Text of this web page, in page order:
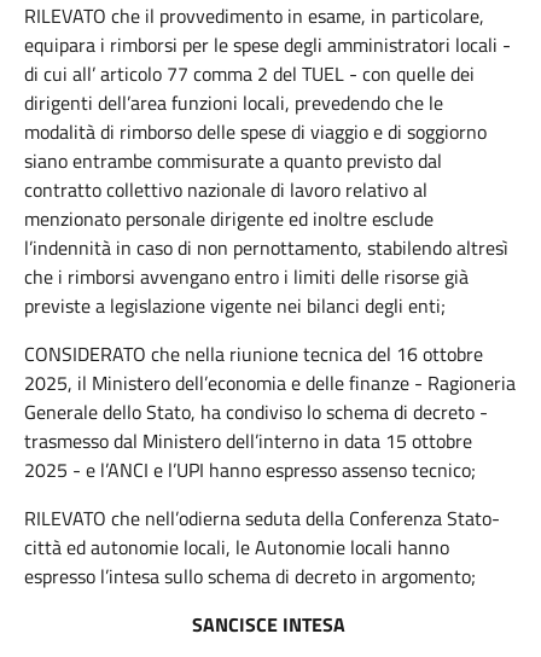
RILEVATO che il provvedimento in esame, in particolare,
equipara i rimborsi per le spese degli amministratori locali -
di cui all’ articolo 77 comma 2 del TUEL - con quelle dei
dirigenti dell’area funzioni locali, prevedendo che le
modalità di rimborso delle spese di viaggio e di soggiorno
siano entrambe commisurate a quanto previsto dal
contratto collettivo nazionale di lavoro relativo al
menzionato personale dirigente ed inoltre esclude
l’indennità in caso di non pernottamento, stabilendo altresì
che i rimborsi avvengano entro i limiti delle risorse già
previste a legislazione vigente nei bilanci degli enti;
CONSIDERATO che nella riunione tecnica del 16 ottobre
2025, il Ministero dell’economia e delle finanze - Ragioneria
Generale dello Stato, ha condiviso lo schema di decreto -
trasmesso dal Ministero dell’interno in data 15 ottobre
2025 - e l’ANCI e l’UPI hanno espresso assenso tecnico;
RILEVATO che nell’odierna seduta della Conferenza Stato-
città ed autonomie locali, le Autonomie locali hanno
espresso l’intesa sullo schema di decreto in argomento;
SANCISCE INTESA